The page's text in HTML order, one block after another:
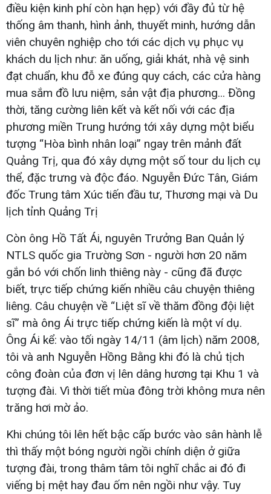
điều kiện kinh phí còn hạn hẹp) với đầy đủ từ hệ
thống âm thanh, hình ảnh, thuyết minh, hướng dẫn
viên chuyên nghiệp cho tới các dịch vụ phục vụ
khách du lịch như: ăn uống, giải khát, nhà vệ sinh
đạt chuẩn, khu đỗ xe đúng quy cách, các cửa hàng
mua sắm đồ lưu niệm, sản vật địa phương... Đồng
thời, tăng cường liên kết và kết nối với các địa
phương miền Trung hướng tới xây dựng một biểu
tượng “Hòa bình nhân loại” ngay trên mảnh đất
Quảng Trị, qua đó xây dựng một số tour du lịch cụ
thể, đặc trưng và độc đáo. Nguyễn Đức Tân, Giám
đốc Trung tâm Xúc tiến đầu tư, Thương mại và Du
lịch tỉnh Quảng Trị
Còn ông Hồ Tất Ái, nguyên Trưởng Ban Quản lý
NTLS quốc gia Trường Sơn - người hơn 20 năm
gắn bó với chốn linh thiêng này - cũng đã được
biết, trực tiếp chứng kiến nhiều câu chuyện thiêng
liêng. Câu chuyện về “Liệt sĩ về thăm đồng đội liệt
sĩ” mà ông Ái trực tiếp chứng kiến là một ví dụ.
Ông Ái kể: vào tối ngày 14/11 (âm lịch) năm 2008,
tôi và anh Nguyễn Hồng Bằng khi đó là chủ tịch
công đoàn của đơn vị lên dâng hương tại Khu 1 và
tượng đài. Vì thời tiết mùa đông trời không mưa nên
trăng hơi mờ ảo.
Khi chúng tôi lên hết bậc cấp bước vào sân hành lễ
thì thấy một bóng người ngồi chính diện ở giữa
tượng đài, trong thâm tâm tôi nghĩ chắc ai đó đi
viếng bị mệt hay đau ốm nên ngồi như vậy. Tuy